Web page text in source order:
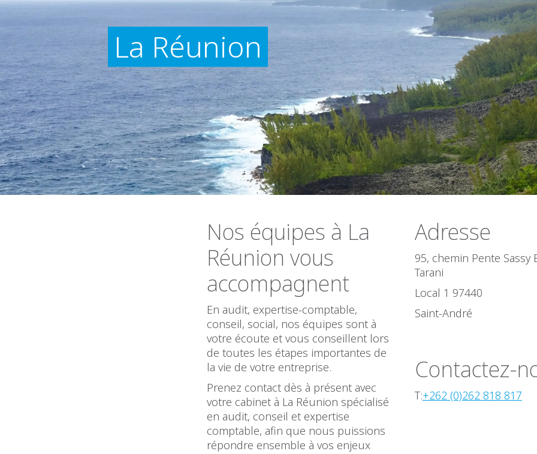
La Réunion
Nos équipes à La
Réunion vous
accompagnent
En audit, expertise-comptable,
conseil, social, nos équipes sont à
votre écoute et vous conseillent lors
de toutes les étapes importantes de
la vie de votre entreprise.
Prenez contact dès à présent avec
votre cabinet à La Réunion spécialisé
en audit, conseil et expertise
comptable, afin que nous puissions
répondre ensemble à vos enjeux
Adresse
95, chemin Pente Sassy
Tarani
Local 1 97440
Saint-André
Contactez-
T:+262 (0)262 818 817